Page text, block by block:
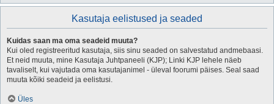
Kasutaja eelistused ja seaded
Kuidas saan ma oma seadeid muuta?
Kui oled registreeritud kasutaja, siis sinu seaded on salvestatud andmebaasi.
Et neid muuta, mine Kasutaja Juhtpaneeli (KJP); Linki KJP lehele näeb
tavaliselt, kui vajutada oma kasutajanimel - üleval foorumi päises. Seal saad
muuta kõiki seadeid ja eelistusi.
Üles